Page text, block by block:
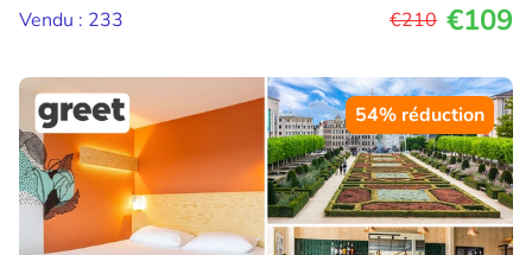
Vendu : 233
€210 €109
54% réduction